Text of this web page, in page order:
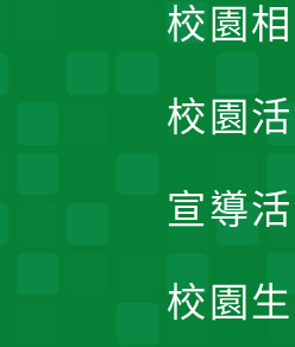
校園
校園
宣導
校園